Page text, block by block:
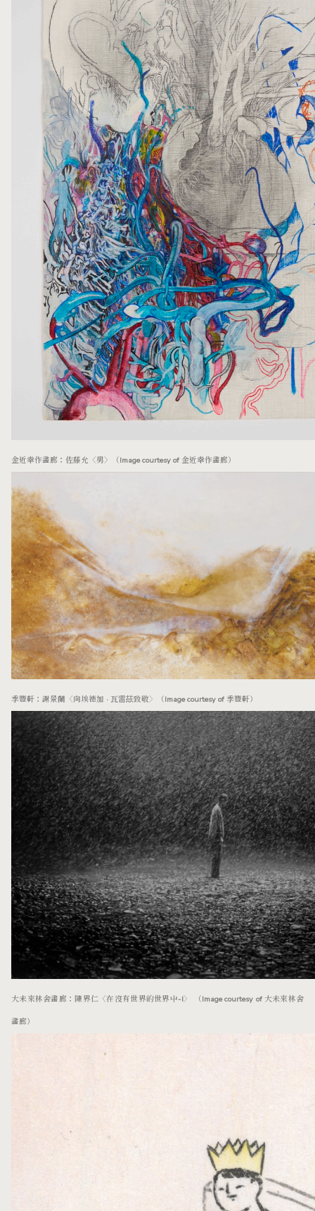
金近幸作畫廊：佐藤允〈男〉（Image courtesy of 金近幸作畫廊）
季豐軒：謝景蘭〈向埃德加 · 瓦雷茲致敬〉（Image courtesy of 季豐軒）
大未來林舍畫廊：陳界仁〈在沒有世界的世界中-I〉 （Image courtesy of 大未來林舍
畫廊）